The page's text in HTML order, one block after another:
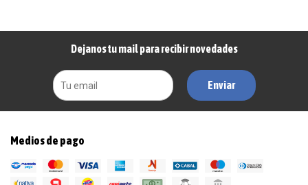
Dejanos tu mail para recibir novedades
Enviar
Medios de pago